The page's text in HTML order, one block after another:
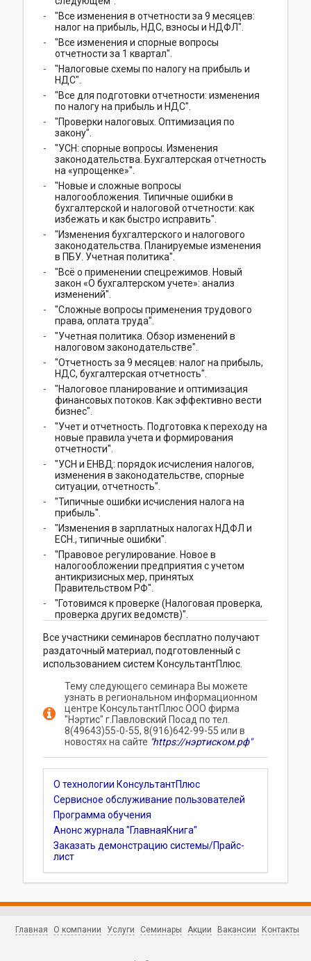
"Все изменения в отчетности за 9 месяцев:
налог на прибыль, НДС, взносы и НДФЛ".
"Все изменения и спорные вопросы
отчетности за 1 квартал".
"Налоговые схемы по налогу на прибыль и
НДС".
"Все для подготовки отчетности: изменения
по налогу на прибыль и НДС".
"Проверки налоговых. Оптимизация по
закону".
"УСН: спорные вопросы. Изменения
законодательства. Бухгалтерская отчетность
на «упрощенке»".
"Новые и сложные вопросы
налогообложения. Типичные ошибки в
бухгалтерской и налоговой отчетности: как
избежать и как быстро исправить".
"Изменения бухгалтерского и налогового
законодательства. Планируемые изменения
в ПБУ. Учетная политика".
"Всё о применении спецрежимов. Новый
закон «О бухгалтерском учете»: анализ
изменений".
"Сложные вопросы применения трудового
права, оплата труда".
"Учетная политика. Обзор изменений в
налоговом законодательстве".
"Отчетность за 9 месяцев: налог на прибыль,
НДС, бухгалтерская отчетность".
"Налоговое планирование и оптимизация
финансовых потоков. Как эффективно вести
бизнес".
"Учет и отчетность. Подготовка к переходу на
новые правила учета и формирования
отчетности".
"УСН и ЕНВД: порядок исчисления налогов,
изменения в законодательстве, спорные
ситуации, отчетность".
"Типичные ошибки исчисления налога на
прибыль".
"Изменения в зарплатных налогах НДФЛ и
ЕСН., типичные ошибки".
"Правовое регулирование. Новое в
налогообложении предприятия с учетом
антикризисных мер, принятых
Правительством РФ".
"Готовимся к проверке (Налоговая проверка,
проверка других ведомств)".
Все участники семинаров бесплатно получают
раздаточный материал, подготовленный с
использованием систем КонсультантПлюс.
Тему следующего семинара Вы можете
узнать в региональном информационном
центре КонсультантПлюс ООО фирма
"Нэртис" г.Павловский Посад по тел.
8(49643)55-0-55, 8(916)642-99-55 или в
новостях на сайте "https://нэртиском.рф"
О технологии КонсультантПлюс
Сервисное обслуживание пользователей
Программа обучения
Анонс журнала "ГлавнаяКнига"
Заказать демонстрацию системы/Прайс-
лист
Главная О компании Услуги Семинары Акции Вакансии Контакты